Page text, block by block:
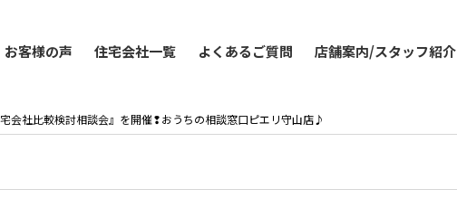
お客様の声 住宅会社一覧 よくあるご質問 店舗案内/スタッフ紹介
会社比較検討相談会』を開催❢おうちの相談窓口ピエリ守山店♪